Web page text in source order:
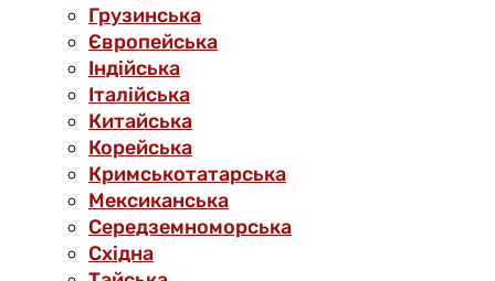
Грузинська
Європейська
Індійська
Італійська
Китайська
Корейська
Кримськотатарська
Мексиканська
Середземноморська
Східна